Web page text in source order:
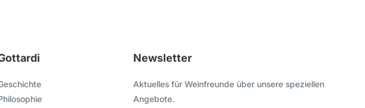
Newsletter
Aktuelles für Weinfreunde über unsere speziellen
Angebote.